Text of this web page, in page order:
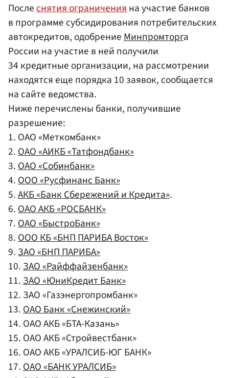
Послеснятия ограниченияна участие банков
в программе субсидирования потребительских
автокредитов, одобрениеМинпромторга
России на участие в ней получили
34 кредитные организации, на рассмотрении
находятся еще порядка 10 заявок, сообщается
на сайте ведомства.
Ниже перечислены банки, получившие
разрешение:
1. ОАО «Меткомбанк»
2.ОАО «АИКБ «Татфондбанк»
3.ОАО «Собинбанк»
4.ООО «Русфинанс Банк»
5.АКБ «Банк Сбережений и Кредита».
6.ОАО АКБ «РОСБАНК»
7.ОАО «БыстроБанк»
8.ООО КБ «БНП ПАРИБА Восток»
9.ЗАО «БНП ПАРИБА»
10.ЗАО «Райффайзенбанк»
11.ЗАО «ЮниКредит Банк»
12. ЗАО «Газэнергопромбанк»
13.ОАО Банк «Снежинский»
14. ОАО АКБ «БТА-Казань»
15. ОАО АКБ «Стройвестбанк»
16. ОАО АКБ «УРАЛСИБ-ЮГ БАНК»
17.ОАО «БАНК УРАЛСИБ»